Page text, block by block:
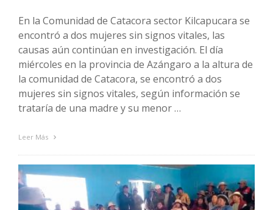
En la Comunidad de Catacora sector Kilcapucara se
encontró a dos mujeres sin signos vitales, las
causas aún continúan en investigación. El día
miércoles en la provincia de Azángaro a la altura de
la comunidad de Catacora, se encontró a dos
mujeres sin signos vitales, según información se
trataría de una madre y su menor …
Leer Más